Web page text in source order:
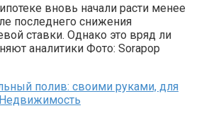
вновь начали расти менее
последнего снижения
ставки. Однако это вряд ли
аналитики Фото: Sorapop
полив: своими руками, для